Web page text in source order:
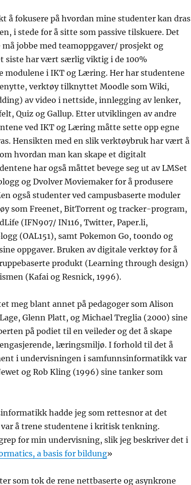
å fokusere på hvordan mine studenter kan dras
i stede for å sitte som passive tilskuere. Det
jobbe med teamoppgaver/ prosjekt og
siste har vært særlig viktig i de 100%
modulene i IKT og Læring. Her har studentene
verktøy tilknyttet Moodle som Wiki,
av video i nettside, innlegging av lenker,
Quiz og Gallup. Etter utviklingen av andre
ved IKT og Læring måtte sette opp egne
Hensikten med en slik verktøybruk har vært å
hvordan man kan skape et digitalt
har også måttet bevege seg ut av LMSet
og Dvolver Moviemaker for å produsere
også studenter ved campusbaserte moduler
som Freenet, BitTorrent og tracker-program,
(IFN907/ IN116, Twitter, Paper.li,
(OAL151), samt Pokemon Go, toondo og
oppgaver. Bruken av digitale verktøy for å
produkt (Learning through design)
(Kafai og Resnick, 1996).
meg blant annet på pedagoger som Alison
Glenn Platt, og Michael Treglia (2000) sine
på podiet til en veileder og det å skape
læringsmiljø. I forhold til det å
i undervisningen i samfunnsinformatikk var
og Rob Kling (1996) sine tanker som
hadde jeg som rettesnor at det
å trene studentene i kritisk tenkning.
for min undervisning, slik jeg beskriver det i
a basis for bildung»
som tok de rene nettbaserte og asynkrone